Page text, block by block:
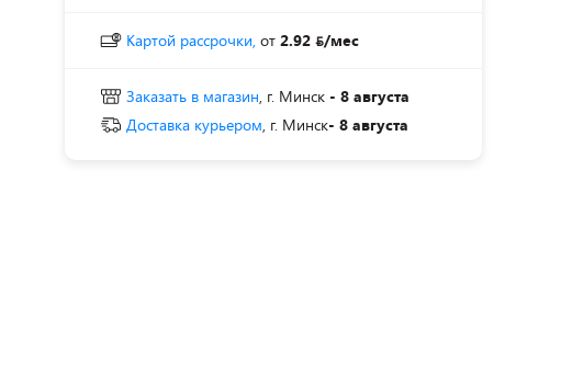
Картой рассрочки, от 2.92 /мес
Заказать в магазин, г. Минск - 8 августа
Доставка курьером, г. Минск- 8 августа